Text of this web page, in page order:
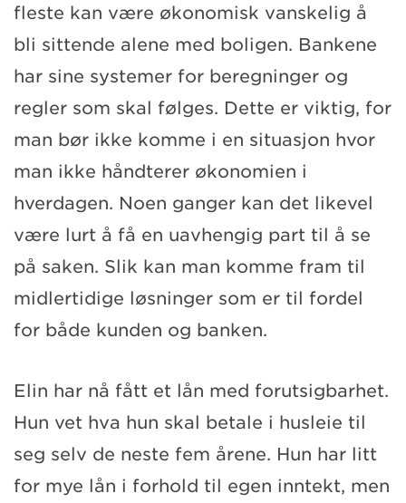
fleste kan være økonomisk vanskelig å
bli sittende alene med boligen. Bankene
har sine systemer for beregninger og
regler som skal følges. Dette er viktig, for
man bør ikke komme i en situasjon hvor
man ikke håndterer økonomien i
hverdagen. Noen ganger kan det likevel
være lurt å få en uavhengig part til å se
på saken. Slik kan man komme fram til
midlertidige løsninger som er til fordel
for både kunden og banken.
Elin har nå fått et lån med forutsigbarhet.
Hun vet hva hun skal betale i husleie til
seg selv de neste fem årene. Hun har litt
for mye lån i forhold til egen inntekt, men